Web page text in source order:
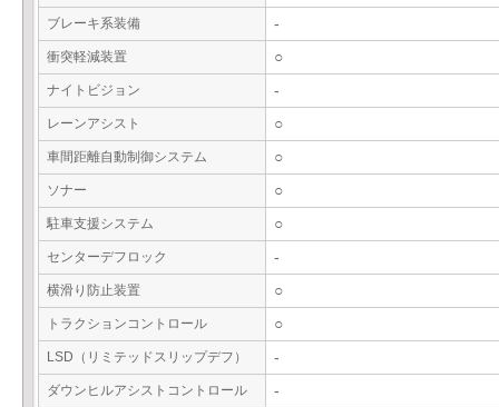
ブレーキ系装備 -
衝突軽減装置 ○
ナイトビジョン -
レーンアシスト ○
車間距離自動制御システム ○
ソナー ○
駐車支援システム ○
センターデフロック -
横滑り防止装置 ○
トラクションコントロール ○
LSD（リミテッドスリップデフ） -
ダウンヒルアシストコントロール -